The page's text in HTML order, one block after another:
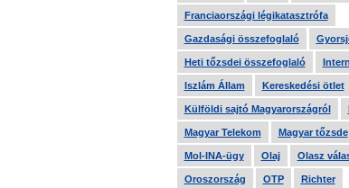
Franciaországi légikatasztrófa
Gazdasági összefoglaló
Heti tőzsdei összefoglaló
Iszlám Állam Kereskedési ötlet
Külföldi sajtó Magyarországról
Magyar Telekom Magyar tőzsde
Mol-INA-ügy Olaj Olasz
Oroszország OTP Richter